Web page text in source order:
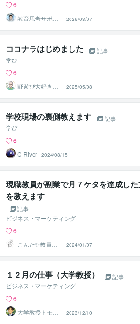
6
教育思考サポー
ト 水野（みず
の）
2026/03/07
ココナラはじめました
記事
学び
6
野遊び大好きナ
ベさん
2025/05/08
学校現場の裏側教えます
記事
学び
6
C River 2024/08/15
現職教員が副業で月７ケタを達成し
を教えます
記事
ビジネス・マーケティング
6
こんた✨教員で
も副業20万✨
2024/01/07
１２月の仕事（大学教授）
記事
ビジネス・マーケティング
6
大学教授トモ｜
元東大教員
2023/12/10